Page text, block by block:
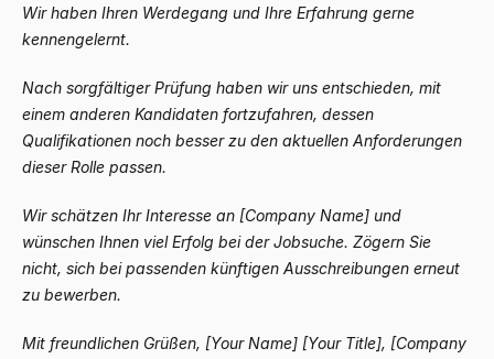
Wir haben Ihren Werdegang und Ihre Erfahrung gerne
kennengelernt.
Nach sorgfältiger Prüfung haben wir uns entschieden, mit
einem anderen Kandidaten fortzufahren, dessen
Qualifikationen noch besser zu den aktuellen Anforderungen
dieser Rolle passen.
Wir schätzen Ihr Interesse an [Company Name] und
wünschen Ihnen viel Erfolg bei der Jobsuche. Zögern Sie
nicht, sich bei passenden künftigen Ausschreibungen erneut
zu bewerben.
Mit freundlichen Grüßen, [Your Name] [Your Title], [Company